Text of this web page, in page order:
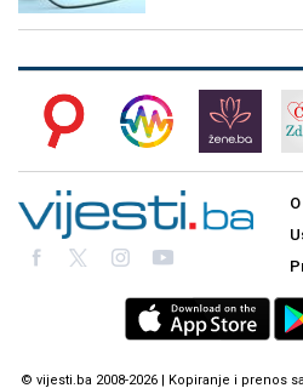
© vijesti.ba 2008-2026 | Kopiranje i prenos